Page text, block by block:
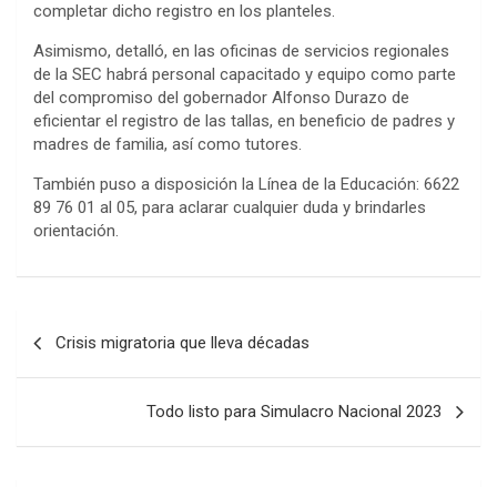
completar dicho registro en los planteles.
Asimismo, detalló, en las oficinas de servicios regionales
de la SEC habrá personal capacitado y equipo como parte
del compromiso del gobernador Alfonso Durazo de
eficientar el registro de las tallas, en beneficio de padres y
madres de familia, así como tutores.
También puso a disposición la Línea de la Educación: 6622
89 76 01 al 05, para aclarar cualquier duda y brindarles
orientación.
navigation
Crisis migratoria que lleva décadas
Todo listo para Simulacro Nacional 2023